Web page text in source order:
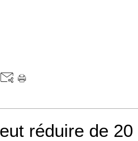
réduire de